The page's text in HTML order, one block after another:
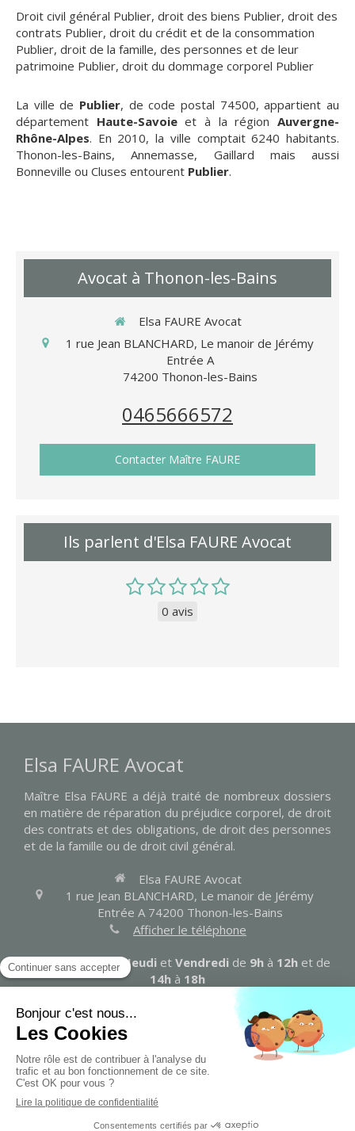
Droit civil général Publier, droit des biens Publier, droit des
contrats Publier, droit du crédit et de la consommation
Publier, droit de la famille, des personnes et de leur
patrimoine Publier, droit du dommage corporel Publier
La ville de Publier, de code postal 74500, appartient au
département Haute-Savoieet à la régionAuvergne-
Rhône-Alpes. En 2010, la ville comptait 6240 habitants.
Thonon-les-Bains, Annemasse, Gaillard mais aussi
Bonneville ou Cluses entourent Publier.
Avocat à Thonon-les-Bains
Elsa FAURE Avocat
1 rue Jean BLANCHARD, Le manoir de Jérémy
Entrée A
74200 Thonon-les-Bains
0465666572
Contacter Maître FAURE
Ils parlent d'Elsa FAURE Avocat
0 avis
Elsa FAURE Avocat
Maître Elsa FAURE a déjà traité de nombreux dossiers
en matière de réparation du préjudice corporel, de droit
des contrats et des obligations, de droit des personnes
et de la famille ou de droit civil général.
Elsa FAURE Avocat
1 rue Jean BLANCHARD, Le manoir de Jérémy
Entrée A 74200 Thonon-les-Bains
Afficher le téléphone
LesLundi ,Mardi,Jeudi et Vendredi de 9h à 12h et de
14h à 18h
Contacter Maître FAURE
Plan du site
Création et référencement du site par Simplébo